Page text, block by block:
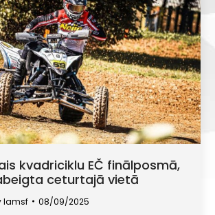
kvadriciklu EČ finālposmā,
ceturtajā vietā
lamsf 08/09/2025